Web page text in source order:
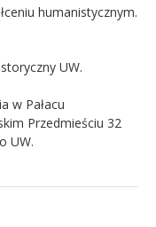
humanistycznym.
UW.
w Pałacu
Przedmieściu 32
UW.